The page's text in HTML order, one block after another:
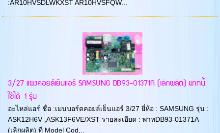
:AR10HVSDLWKXST AR10HVSFQW...
3/27 แผงคอยล์เย็นแอร์ SAMSUNG DB93-01371A (เลิกผลิต) พาทนี้
ใช้ได้ 1 รุ่น
อะไหล่แอร์ ชื่อ :เมนบอร์ดคอยล์เย็นแอร์ 3/27 ยี่ห้อ : SAMSUNG รุ่น :
ASK12H6V ,ASK13F6VE/XST รายละเอียด : พาทDB93-01371A
(เลิกผลิต) ที่ Model Cod...